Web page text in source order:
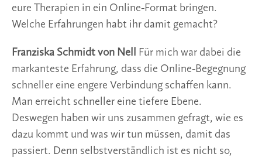
eure Therapien in ein Online-Format bringen.
Welche Erfahrungen habt ihr damit gemacht?
Franziska Schmidt von Nell Für mich war dabei die
markanteste Erfahrung, dass die Online-Begegnung
schneller eine engere Verbindung schaffen kann.
Man erreicht schneller eine tiefere Ebene.
Deswegen haben wir uns zusammen gefragt, wie es
dazu kommt und was wir tun müssen, damit das
passiert. Denn selbstverständlich ist es nicht so,